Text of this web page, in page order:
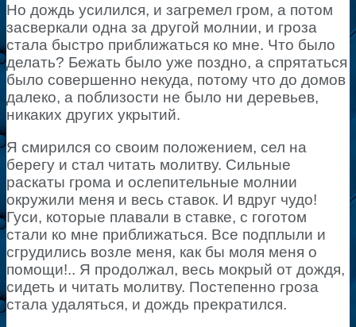
Но дождь усилился, и загремел гром, а потом
засверкали одна за другой молнии, и гроза
стала быстро приближаться ко мне. Что было
делать? Бежать было уже поздно, а спрятаться
было совершенно некуда, потому что до домов
далеко, а поблизости не было ни деревьев,
никаких других укрытий.
Я смирился со своим положением, сел на
берегу и стал читать молитву. Сильные
раскаты грома и ослепительные молнии
окружили меня и весь ставок. И вдруг чудо!
Гуси, которые плавали в ставке, с гоготом
стали ко мне приближаться. Все подплыли и
сгрудились возле меня, как бы моля меня о
помощи!.. Я продолжал, весь мокрый от дождя,
сидеть и читать молитву. Постепенно гроза
стала удаляться, и дождь прекратился.